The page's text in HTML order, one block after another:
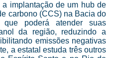
implantação de um hub de
carbono (CCS) na Bacia do
poderá atender suas
da região, reduzindo a
emissões negativas
a estatal estuda três outros